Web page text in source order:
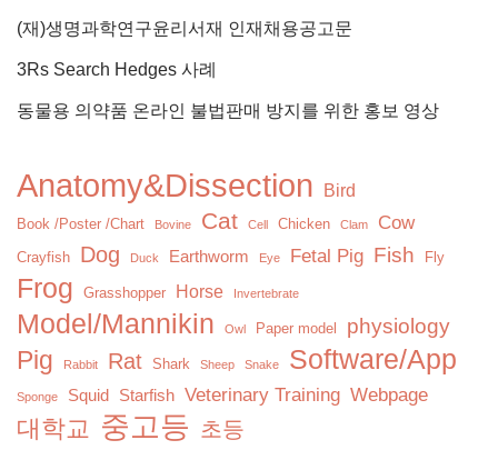
(재)생명과학연구윤리서재 인재채용공고문
3Rs Search Hedges 사례
동물용 의약품 온라인 불법판매 방지를 위한 홍보 영상
Anatomy&Dissection Bird
Book /Poster /Chart Bovine Cat Cell Chicken Clam Cow
Crayfish Dog Duck Earthworm Eye Fetal Pig Fish Fly
Frog Grasshopper Horse Invertebrate
Model/Mannikin Owl Paper model physiology
Pig Rabbit Rat Shark Sheep Snake Software/App
Sponge Squid Starfish Veterinary Training Webpage
대학교 중고등 초등